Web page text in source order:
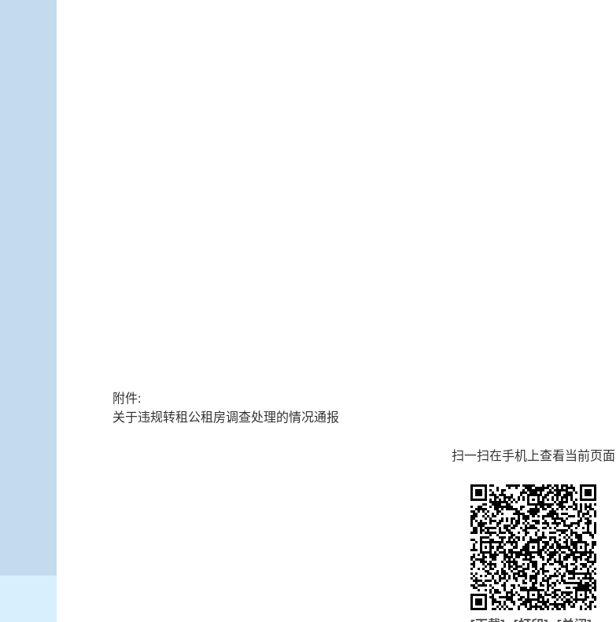
附件:
关于违规转租公租房调查处理的情况通报
扫一扫在手机上查看当前页面